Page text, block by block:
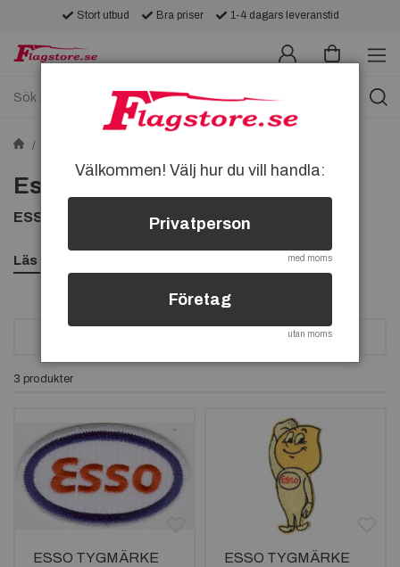
Stort utbud Bra priser 1-4 dagars leveranstid
Esso-tygmärken
ESSO TYGMÄRKEN, KÖP ESSO TYGMÄRKE HÄR
Läs mer
3 produkter
ESSO TYGMÄRKE
ESSO TYGMÄRKE
Välkommen! Välj hur du vill handla:
Privatperson
med moms
Företag
utan moms